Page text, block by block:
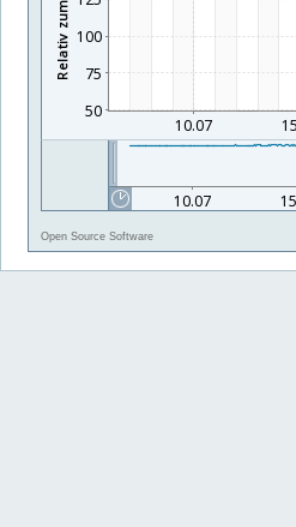
Open Source Software